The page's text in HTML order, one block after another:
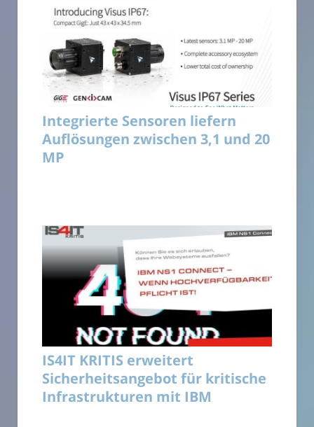
Integrierte Sensoren liefern
Auflösungen zwischen 3,1 und 20
MP
IS4IT KRITIS erweitert
Sicherheitsangebot für kritische
Infrastrukturen mit IBM